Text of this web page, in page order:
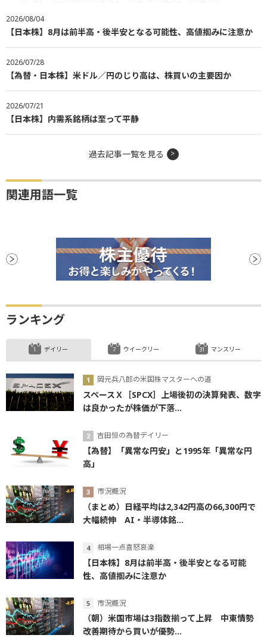
2026/08/04
【日本株】8月は前半高・後半安となる可能性、高値掴みに注意か
2026/07/28
【為替・日本株】米ドル／円のじり高は、株買いの主要因か
2026/07/21
【日本株】内需系銘柄は至って平静
過去記事一覧を見る
関連用語一覧
ランキング
デイリー
岡元兵八郎の米国株マスターへの道
スペースＸ［SPCX］上場後初の決算発表、数字
は良かったが株価が下落...
吉田恒の為替デイリー
【為替】「異常な円安」と1995年「異常な円
高」
市況概況
（まとめ）日経平均は2,342円高の66,300円で
大幅続伸 AI・半導体銘...
相場一点喜怒哀楽
【日本株】8月は前半高・後半安となる可能
性、高値掴みに注意か
市況概況
（朝）米国市場は3指数揃って上昇 中東情勢
改善期待から買いが優勢...
ウイークリー マンスリー